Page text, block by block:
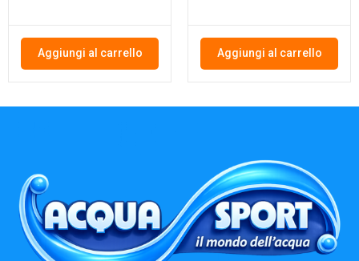
Aggiungi al carrello Aggiungi al carrello